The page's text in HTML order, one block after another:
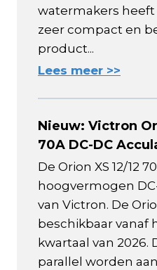
watermakers heeft
zeer compact en
product...
Lees meer >>
Nieuw: Victron
70A DC-DC
De Orion XS 12/12
hoogvermogen
van Victron. De
beschikbaar vanaf
kwartaal van 2026.
parallel worden